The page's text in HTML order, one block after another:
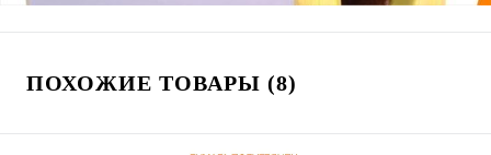
ПОХОЖИЕ ТОВАРЫ (8)